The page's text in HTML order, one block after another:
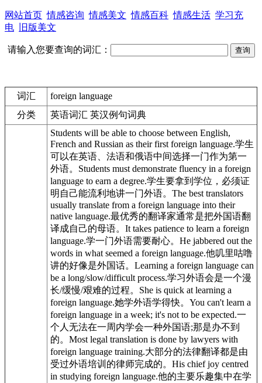
网站首页 情感咨询 情感美文 情感百科 情感生活 学习充
电
旧版美文
请输入您要查询的词汇：
词汇
foreign language
分类
英语词汇 英汉例句词典
Students will be able to choose between English,
French and Russian as their first foreign language.学生
可以在英语、法语和俄语中间选择一门作为第一
外语。 Students must demonstrate fluency in a foreign
language to earn a degree.学生要拿到学位，必须证
明自己能流利地讲一门外语。 The best translators
usually translate from a foreign language into their
native language.最优秀的翻译家通常是把外国语翻
译成自己的母语。 It takes patience to learn a foreign
language.学一门外语需要耐心。 He jabbered out the
words in what seemed a foreign language.他叽里咕噜
讲的好像是外国话。 Learning a foreign language can
be a long/slow/difficult process.学习外语会是一个漫
长/缓慢/艰难的过程。 She is quick at learning a
foreign language.她学外语学得快。 You can't learn a
foreign language in a week; it's not to be expected.一
个人无法在一周内学会一种外国语;那是办不到
的。 Most legal translation is done by lawyers with
foreign language training.大部分的法律翻译都是由
受过外语培训的律师完成的。 His chief joy centred
in studying foreign language.他的主要乐趣集中在学